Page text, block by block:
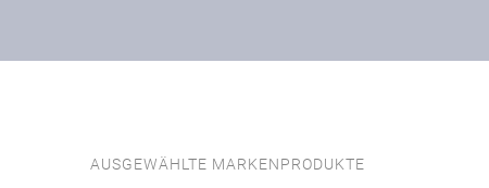
AUSGEWÄHLTE MARKENPRODUKTE